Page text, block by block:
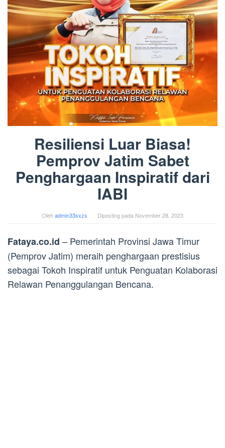
Resiliensi Luar Biasa!
Pemprov Jatim Sabet
Penghargaan Inspiratif dari
IABI
Olehadmin33sxzs Diposting pada November 28, 2023
Fataya.co.id – Pemerintah Provinsi Jawa Timur
(Pemprov Jatim) meraih penghargaan prestisius
sebagai Tokoh Inspiratif untuk Penguatan Kolaborasi
Relawan Penanggulangan Bencana.